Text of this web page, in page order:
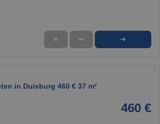
★ ➦ ➜
in Duisburg 460 € 37 m²
460 €